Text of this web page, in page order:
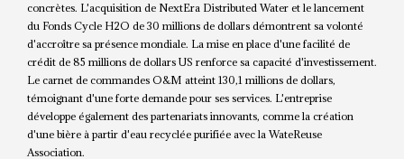
concrètes. L'acquisition de NextEra Distributed Water et le lancement
du Fonds Cycle H2O de 30 millions de dollars démontrent sa volonté
d'accroître sa présence mondiale. La mise en place d'une facilité de
crédit de 85 millions de dollars US renforce sa capacité d'investissement.
Le carnet de commandes O&M atteint 130,1 millions de dollars,
témoignant d'une forte demande pour ses services. L'entreprise
développe également des partenariats innovants, comme la création
d'une bière à partir d'eau recyclée purifiée avec la WateReuse
Association.